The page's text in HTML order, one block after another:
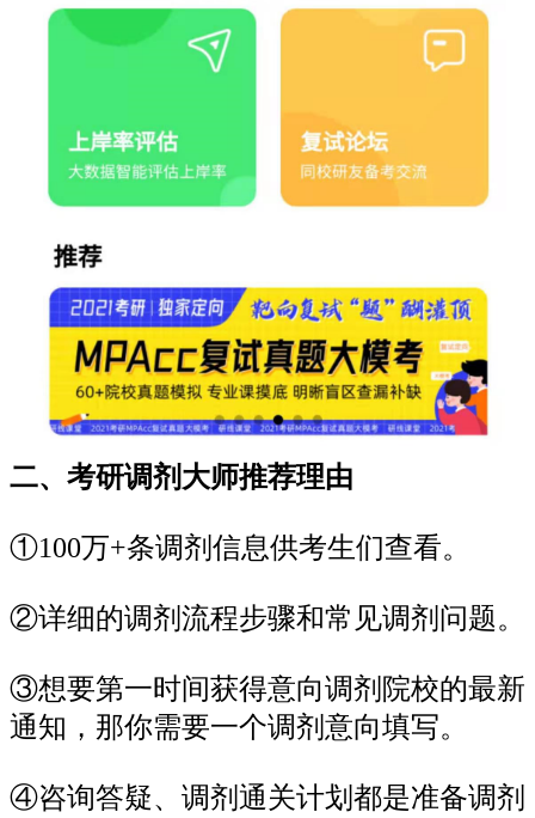
二、考研调剂大师推荐理由
①100万+条调剂信息供考生们查看。
②详细的调剂流程步骤和常见调剂问题。
③想要第一时间获得意向调剂院校的最新
通知，那你需要一个调剂意向填写。
④咨询答疑、调剂通关计划都是准备调剂